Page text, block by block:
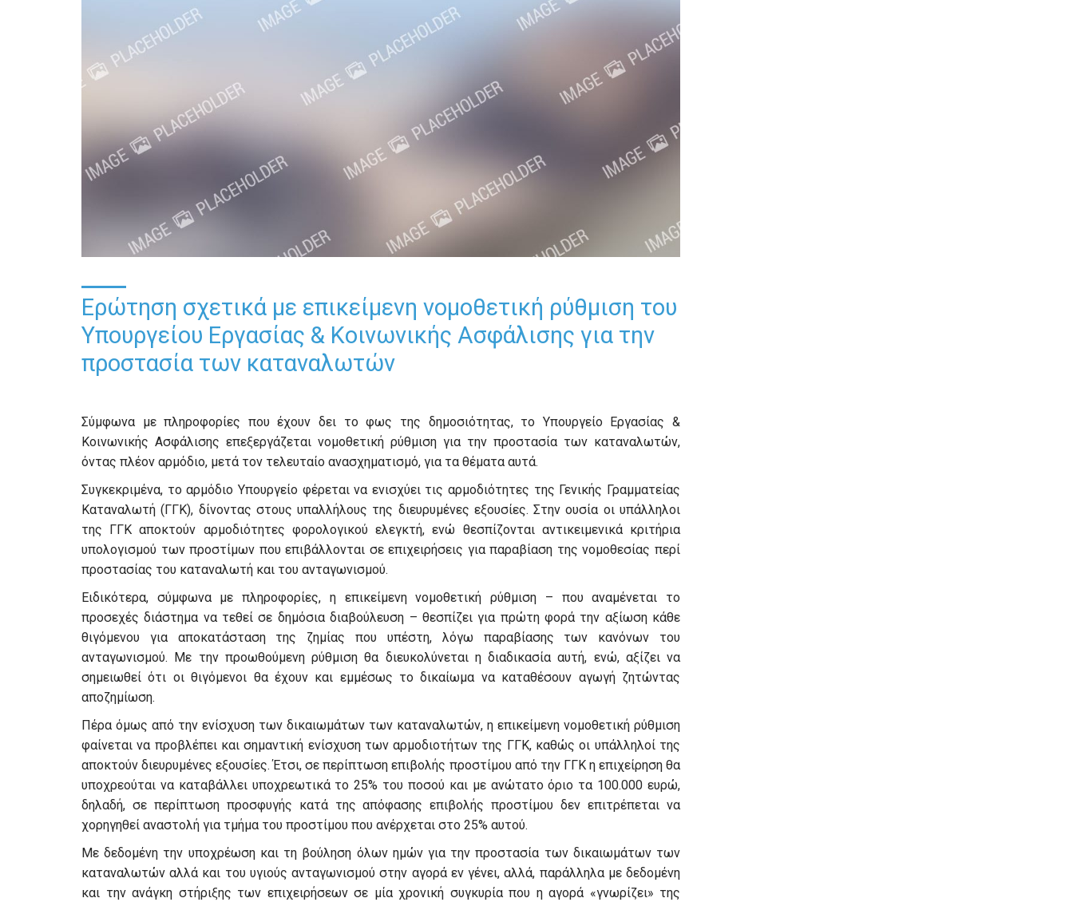
Ερώτηση σχετικά με επικείμενη νομοθετική ρύθμιση του
Υπουργείου Εργασίας & Κοινωνικής Ασφάλισης για την
προστασία των καταναλωτών
Σύμφωνα με πληροφορίες που έχουν δει το φως της δημοσιότητας, το Υπουργείο Εργασίας &
Κοινωνικής Ασφάλισης επεξεργάζεται νομοθετική ρύθμιση για την προστασία των καταναλωτών,
όντας πλέον αρμόδιο, μετά τον τελευταίο ανασχηματισμό, για τα θέματα αυτά.
Συγκεκριμένα, το αρμόδιο Υπουργείο φέρεται να ενισχύει τις αρμοδιότητες της Γενικής Γραμματείας
Καταναλωτή (ΓΓΚ), δίνοντας στους υπαλλήλους της διευρυμένες εξουσίες. Στην ουσία οι υπάλληλοι
της ΓΓΚ αποκτούν αρμοδιότητες φορολογικού ελεγκτή, ενώ θεσπίζονται αντικειμενικά κριτήρια
υπολογισμού των προστίμων που επιβάλλονται σε επιχειρήσεις για παραβίαση της νομοθεσίας περί
προστασίας του καταναλωτή και του ανταγωνισμού.
Ειδικότερα, σύμφωνα με πληροφορίες, η επικείμενη νομοθετική ρύθμιση – που αναμένεται το
προσεχές διάστημα να τεθεί σε δημόσια διαβούλευση – θεσπίζει για πρώτη φορά την αξίωση κάθε
θιγόμενου για αποκατάσταση της ζημίας που υπέστη, λόγω παραβίασης των κανόνων του
ανταγωνισμού. Με την προωθούμενη ρύθμιση θα διευκολύνεται η διαδικασία αυτή, ενώ, αξίζει να
σημειωθεί ότι οι θιγόμενοι θα έχουν και εμμέσως το δικαίωμα να καταθέσουν αγωγή ζητώντας
αποζημίωση.
Πέρα όμως από την ενίσχυση των δικαιωμάτων των καταναλωτών, η επικείμενη νομοθετική ρύθμιση
φαίνεται να προβλέπει και σημαντική ενίσχυση των αρμοδιοτήτων της ΓΓΚ, καθώς οι υπάλληλοί της
αποκτούν διευρυμένες εξουσίες. Έτσι, σε περίπτωση επιβολής προστίμου από την ΓΓΚ η επιχείρηση θα
υποχρεούται να καταβάλλει υποχρεωτικά το 25% του ποσού και με ανώτατο όριο τα 100.000 ευρώ,
δηλαδή, σε περίπτωση προσφυγής κατά της απόφασης επιβολής προστίμου δεν επιτρέπεται να
χορηγηθεί αναστολή για τμήμα του προστίμου που ανέρχεται στο 25% αυτού.
Με δεδομένη την υποχρέωση και τη βούληση όλων ημών για την προστασία των δικαιωμάτων των
καταναλωτών αλλά και του υγιούς ανταγωνισμού στην αγορά εν γένει, αλλά, παράλληλα με δεδομένη
και την ανάγκη στήριξης των επιχειρήσεων σε μία χρονική συγκυρία που η αγορά «γνωρίζει» της